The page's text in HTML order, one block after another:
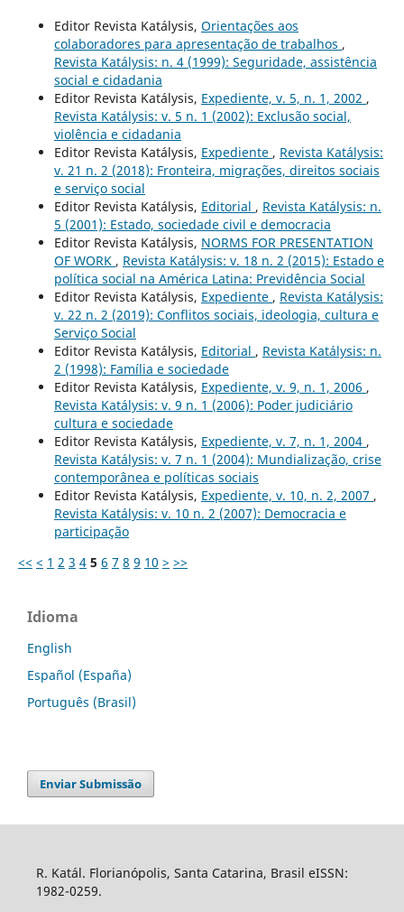
Editor Revista Katálysis, Orientações aos
colaboradores para apresentação de trabalhos ,
Revista Katálysis: n. 4 (1999): Seguridade, assistência
social e cidadania
Editor Revista Katálysis, Expediente, v. 5, n. 1, 2002 ,
Revista Katálysis: v. 5 n. 1 (2002): Exclusão social,
violência e cidadania
Editor Revista Katálysis, Expediente , Revista Katálysis:
v. 21 n. 2 (2018): Fronteira, migrações, direitos sociais
e serviço social
Editor Revista Katálysis, Editorial , Revista Katálysis: n.
5 (2001): Estado, sociedade civil e democracia
Editor Revista Katálysis, NORMS FOR PRESENTATION
OF WORK , Revista Katálysis: v. 18 n. 2 (2015): Estado e
política social na América Latina: Previdência Social
Editor Revista Katálysis, Expediente , Revista Katálysis:
v. 22 n. 2 (2019): Conflitos sociais, ideologia, cultura e
Serviço Social
Editor Revista Katálysis, Editorial , Revista Katálysis: n.
2 (1998): Família e sociedade
Editor Revista Katálysis, Expediente, v. 9, n. 1, 2006 ,
Revista Katálysis: v. 9 n. 1 (2006): Poder judiciário
cultura e sociedade
Editor Revista Katálysis, Expediente, v. 7, n. 1, 2004 ,
Revista Katálysis: v. 7 n. 1 (2004): Mundialização, crise
contemporânea e políticas sociais
Editor Revista Katálysis, Expediente, v. 10, n. 2, 2007 ,
Revista Katálysis: v. 10 n. 2 (2007): Democracia e
participação
<< < 1 2 3 4 5 6 7 8 9 10 > >>
Idioma
English
Español (España)
Português (Brasil)
Enviar Submissão
R. Katál. Florianópolis, Santa Catarina, Brasil eISSN:
1982-0259.